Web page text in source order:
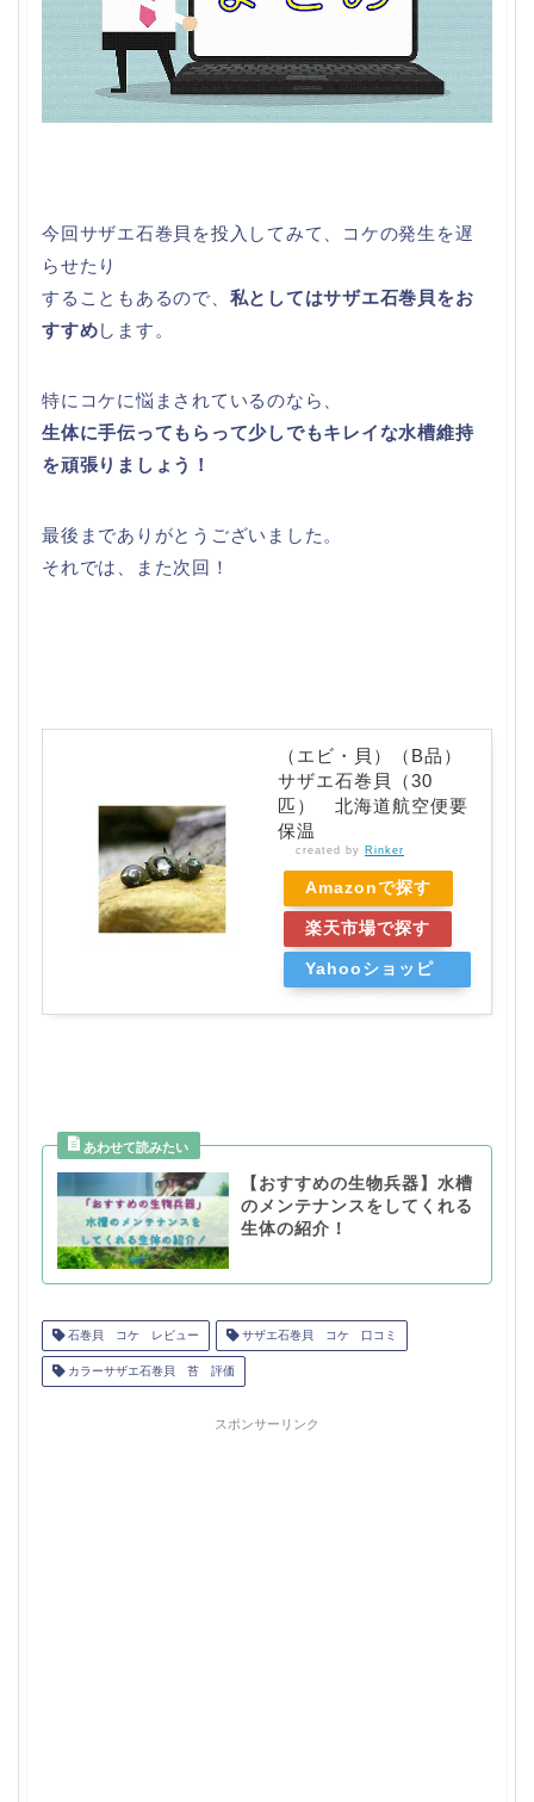
今回サザエ石巻貝を投入してみて、コケの発生を遅
らせたり
することもあるので、 私としてはサザエ石巻貝をお
すすめします。
特にコケに悩まされているのなら、
生体に手伝ってもらって少しでもキレイな水槽維持
を頑張りましょう！
最後までありがとうございました。
それでは、また次回！
（エビ・貝）（B品）
サザエ石巻貝（30
匹） 北海道航空便要
保温
created by Rinker
Amazonで探す
楽天市場で探す
Yahooショッピ
【おすすめの生物兵器】水槽
のメンテナンスをしてくれる
生体の紹介！
石巻貝 コケ レビュー サザエ石巻貝 コケ 口コミ
カラーサザエ石巻貝 苔 評価
スポンサーリンク